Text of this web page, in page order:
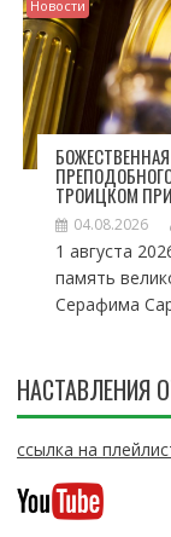
Новости
ТРОИЦКОМ
04.08.2026
1 августа
память
Серафима
НАСТАВЛЕНИЯ
ссылка на